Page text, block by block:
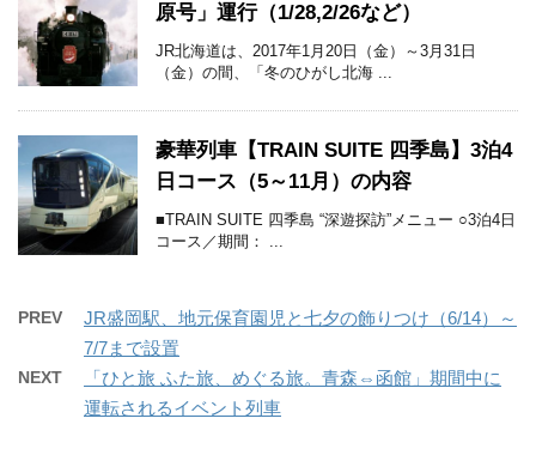
原号」運行（1/28,2/26など）
JR北海道は、2017年1月20日（金）～3月31日
（金）の間、「冬のひがし北海 ...
豪華列車【TRAIN SUITE 四季島】3泊4
日コース（5～11月）の内容
■TRAIN SUITE 四季島 “深遊探訪”メニュー ○3泊4日
コース／期間： ...
PREV
JR盛岡駅、地元保育園児と七夕の飾りつけ（6/14）～
7/7まで設置
NEXT
「ひと旅 ふた旅、めぐる旅。青森⇔函館」期間中に
運転されるイベント列車